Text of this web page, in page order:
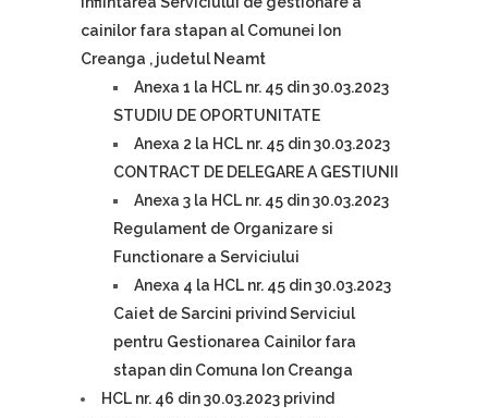
cainilor fara stapan al Comunei Ion
Creanga , judetul Neamt
Anexa 1 la HCL nr. 45 din 30.03.2023
STUDIU DE OPORTUNITATE
Anexa 2 la HCL nr. 45 din 30.03.2023
CONTRACT DE DELEGARE A GESTIUNII
Anexa 3 la HCL nr. 45 din 30.03.2023
Regulament de Organizare si
Functionare a Serviciului
Anexa 4 la HCL nr. 45 din 30.03.2023
Caiet de Sarcini privind Serviciul
pentru Gestionarea Cainilor fara
stapan din Comuna Ion Creanga
HCL nr. 46 din 30.03.2023 privind